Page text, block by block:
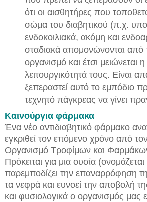
ότι οι αισθητήρες που
σώμα του διαβητικού (π.χ.
ενδοκοιλιακά, ακόμη και
σταδιακά απομονώνονται από
οργανισμό και έτσι μειώνεται η
λειτουργικότητά τους. Είναι
ξεπεραστεί αυτό το εμπόδιο
τεχνητό πάγκρεας να γίνει
Καινούργια φάρμακα
Ένα νέο αντιδιαβητικό φάρμακο
εγκριθεί τον επόμενο χρόνο από
Οργανισμό Τροφίμων και
Πρόκειται για μια ουσία
παρεμποδίζει την επαναρρόφηση
τα νεφρά και ευνοεί την αποβολή
και φυσιολογικά ο οργανισμός